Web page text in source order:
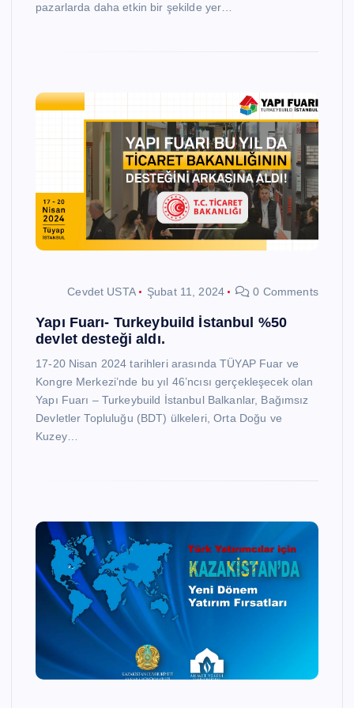
pazarlarda daha etkin bir şekilde yer…
Cevdet USTA Şubat 11, 2024 0 Comments
Yapı Fuarı- Turkeybuild İstanbul %50
devlet desteği aldı.
17-20 Nisan 2024 tarihleri arasında TÜYAP Fuar ve
Kongre Merkezi’nde bu yıl 46’ncısı gerçekleşecek olan
Yapı Fuarı – Turkeybuild İstanbul Balkanlar, Bağımsız
Devletler Topluluğu (BDT) ülkeleri, Orta Doğu ve
Kuzey…